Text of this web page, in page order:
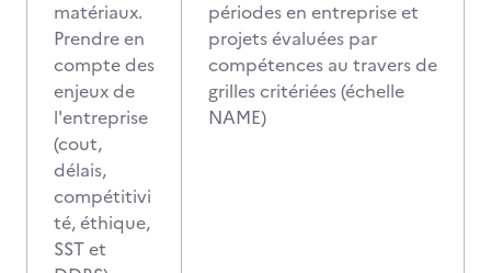
matériaux.
Prendre en
compte des
enjeux de
l'entreprise
(cout,
délais,
compétitivi
té, éthique,
SST et
périodes en entreprise et
projets évaluées par
compétences au travers de
grilles critériées (échelle
NAME)